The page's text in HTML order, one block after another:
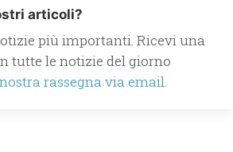
articoli?
più importanti. Ricevi una
tutte le notizie del giorno
rassegna via email.